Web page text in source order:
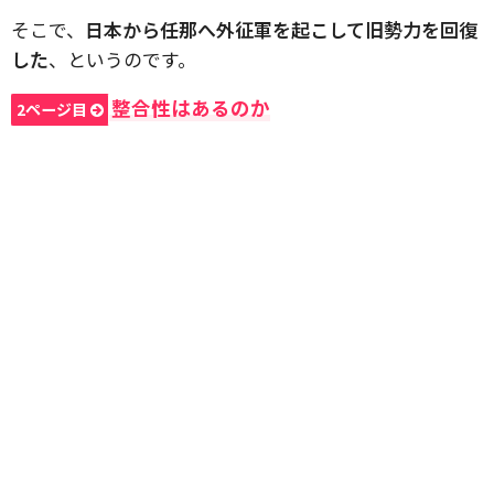
そこで、 日本から任那へ外征軍を起こして旧勢力を回復
した、というのです。
2ページ目 整合性はあるのか